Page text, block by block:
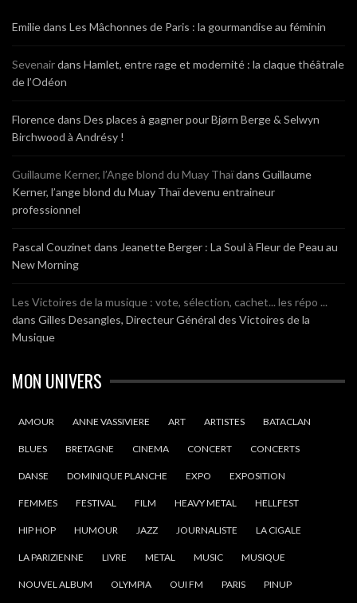
Emiliedans Les Mâchonnes de Paris : la gourmandise au féminin
Sevenairdans Hamlet, entre rage et modernité : la claque théâtrale
de l’Odéon
Florencedans Des places à gagner pour Bjørn Berge & Selwyn
Birchwood à Andrésy !
Guillaume Kerner, l’Ange blond du Muay Thaïdans Guillaume
Kerner, l’ange blond du Muay Thaï devenu entraineur
professionnel
Pascal Couzinet dans Jeanette Berger : La Soul à Fleur de Peau au
New Morning
Les Victoires de la musique : vote, sélection, cachet... les répo ...
dans Gilles Desangles, Directeur Général des Victoires de la
Musique
MON UNIVERS
AMOUR ANNE VASSIVIERE ART ARTISTES BATACLAN
BLUES BRETAGNE CINEMA CONCERT CONCERTS
DANSE DOMINIQUE PLANCHE EXPO EXPOSITION
FEMMES FESTIVAL FILM HEAVY METAL HELLFEST
HIP HOP HUMOUR JAZZ JOURNALISTE LA CIGALE
LA PARIZIENNE LIVRE METAL MUSIC MUSIQUE
NOUVEL ALBUM OLYMPIA OUI FM PARIS PINUP